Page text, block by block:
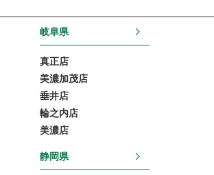
岐阜県
真正店
美濃加茂店
垂井店
輪之内店
美濃店
静岡県